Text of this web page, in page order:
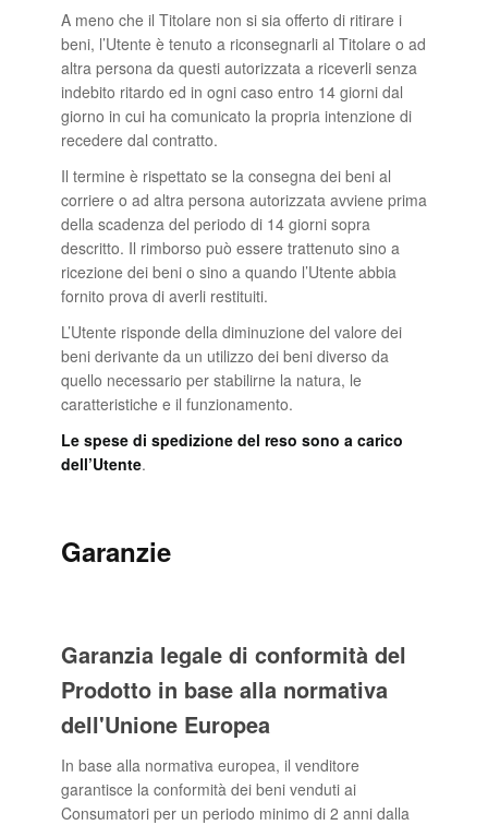
A meno che il Titolare non si sia offerto di ritirare i
beni, l’Utente è tenuto a riconsegnarli al Titolare o ad
altra persona da questi autorizzata a riceverli senza
indebito ritardo ed in ogni caso entro 14 giorni dal
giorno in cui ha comunicato la propria intenzione di
recedere dal contratto.
Il termine è rispettato se la consegna dei beni al
corriere o ad altra persona autorizzata avviene prima
della scadenza del periodo di 14 giorni sopra
descritto. Il rimborso può essere trattenuto sino a
ricezione dei beni o sino a quando l’Utente abbia
fornito prova di averli restituiti.
L’Utente risponde della diminuzione del valore dei
beni derivante da un utilizzo dei beni diverso da
quello necessario per stabilirne la natura, le
caratteristiche e il funzionamento.
Le spese di spedizione del reso sono a carico
dell’Utente.
Garanzie
Garanzia legale di conformità del
Prodotto in base alla normativa
dell'Unione Europea
In base alla normativa europea, il venditore
garantisce la conformità dei beni venduti ai
Consumatori per un periodo minimo di 2 anni dalla